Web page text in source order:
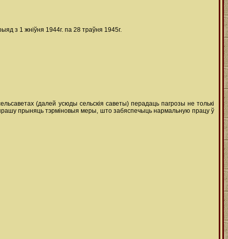
з 1 жніўня 1944г. па 28 траўня 1945г.
(далей усюды сельскія саветы) перадаць пагрозы не толькі
прашу прыняць тэрміновыя меры, што забяспечыць нармальную працу ў